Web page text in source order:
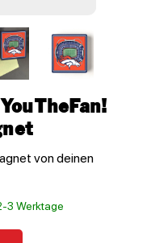
von deinen
3 Werktage